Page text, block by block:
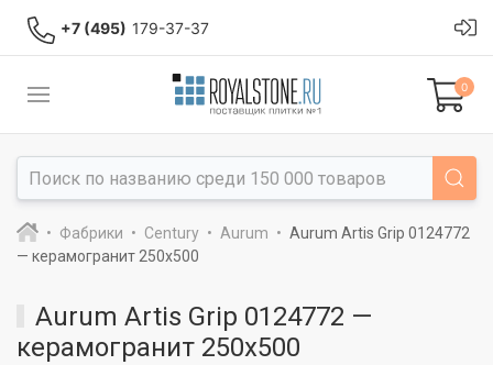
+7 (495) 179-37-37
0
Фабрики Century Aurum
Aurum Artis Grip 0124772
— керамогранит 250x500
Aurum Artis Grip 0124772 —
керамогранит 250x500